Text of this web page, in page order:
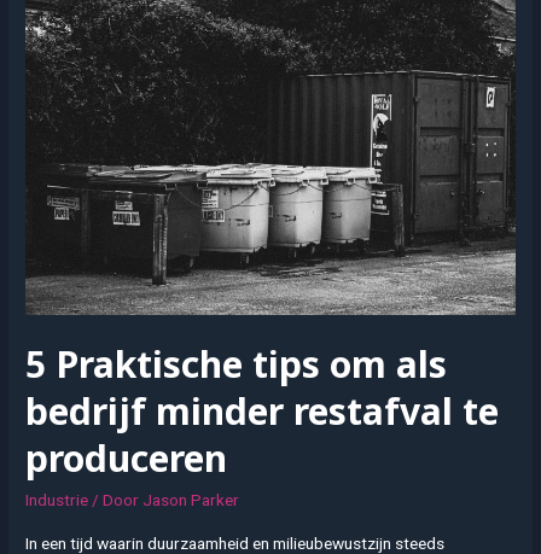
palletheffers
als
efficiënte
tilhulp
industrie
5 Praktische tips om als
bedrijf minder restafval te
produceren
Industrie / Door Jason Parker
In een tijd waarin duurzaamheid en milieubewustzijn steeds